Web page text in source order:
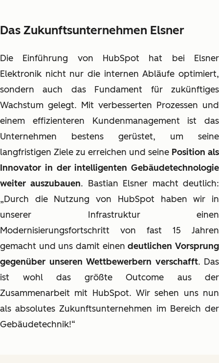
Das Zukunftsunternehmen Elsner
Die Einführung von HubSpot hat bei Elsner
Elektronik nicht nur die internen Abläufe optimiert,
sondern auch das Fundament für zukünftiges
Wachstum gelegt. Mit verbesserten Prozessen und
einem effizienteren Kundenmanagement ist das
Unternehmen bestens gerüstet, um seine
langfristigen Ziele zu erreichen und seine Position als
Innovator in der intelligenten Gebäudetechnologie
weiter auszubauen. Bastian Elsner macht deutlich:
„Durch die Nutzung von HubSpot haben wir in
unserer Infrastruktur einen
Modernisierungsfortschritt von fast 15 Jahren
gemacht und uns damit einendeutlichen Vorsprung
gegenüber unseren Wettbewerbern verschafft. Das
ist wohl das größte Outcome aus der
Zusammenarbeit mit HubSpot. Wir sehen uns nun
als absolutes Zukunftsunternehmen im Bereich der
Gebäudetechnik!“